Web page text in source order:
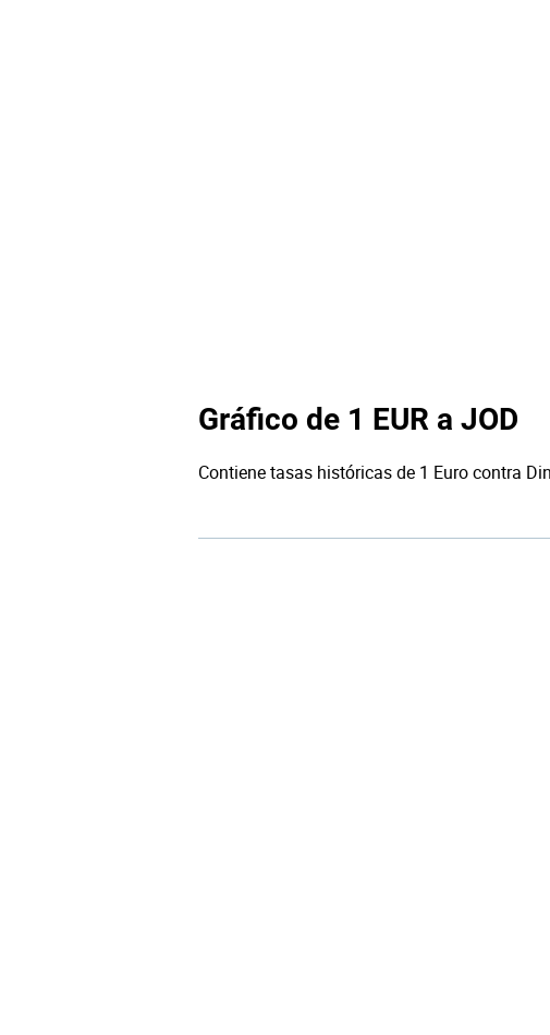
Gráfico de 1 EUR a JOD
Contiene tasas históricas de 1 Euro contra